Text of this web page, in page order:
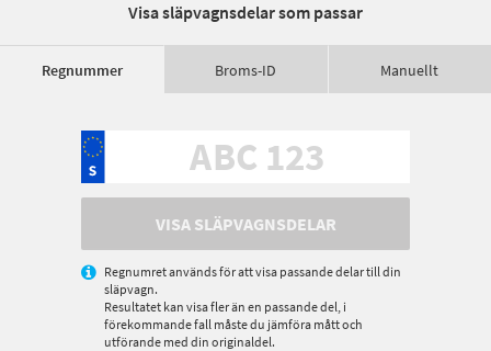
Visa släpvagnsdelar som passar
Regnummer Broms-ID Manuellt
VISA SLÄPVAGNSDELAR
Regnumret används för att visa passande delar till din
släpvagn.
Resultatet kan visa fler än en passande del, i
förekommande fall måste du jämföra mått och
utförande med din originaldel.